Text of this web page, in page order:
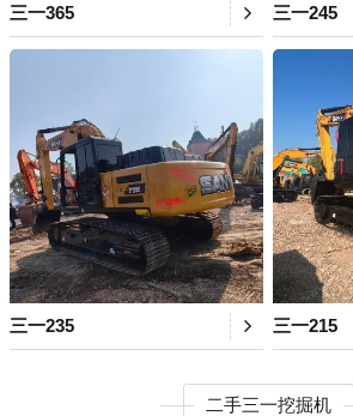
三一365 三一245
三一235 三一215
二手三一挖掘机